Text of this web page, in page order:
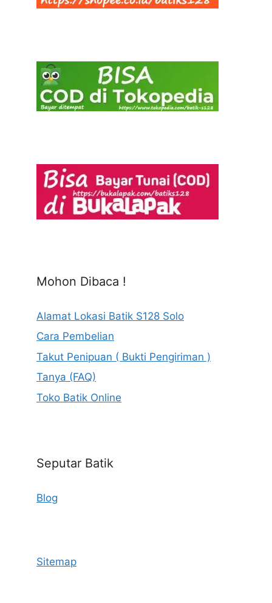
Mohon Dibaca !
Alamat Lokasi Batik S128 Solo
Cara Pembelian
Takut Penipuan ( Bukti Pengiriman )
Tanya (FAQ)
Toko Batik Online
Seputar Batik
Blog
Sitemap